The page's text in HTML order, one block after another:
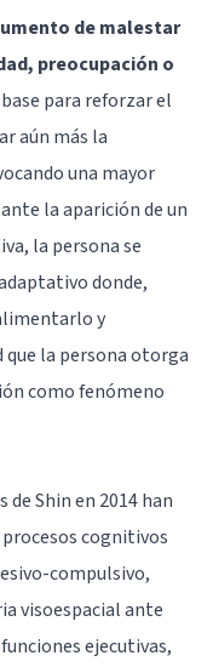
de malestar
preocupación o
para reforzar el
aún más la
una mayor
la aparición de un
la persona se
donde,
y
la persona otorga
como fenómeno
Shin en 2014 han
cognitivos
compulsivo,
visoespacial ante
ejecutivas,